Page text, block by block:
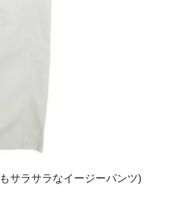
サラサラなイージーパンツ)